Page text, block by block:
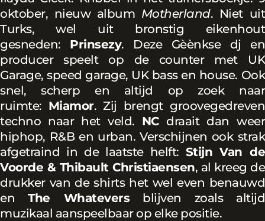
oktober, nieuw album Motherland. Niet uit
Turks, wel uit bronstig eikenhout
gesneden: Prinsezy. Deze Gèènkse dj en
producer speelt op de counter met UK
Garage, speed garage, UK bass en house. Ook
snel, scherp en altijd op zoek naar
ruimte: Miamor. Zij brengt groovegedreven
techno naar het veld. NCdraait dan weer
hiphop, R&B en urban. Verschijnen ook strak
afgetraind in de laatste helft: Stijn Van de
Voorde & Thibault Christiaensen, al kreeg de
drukker van de shirts het wel even benauwd
en The Whatevers blijven zoals altijd
muzikaal aanspeelbaar op elke positie.